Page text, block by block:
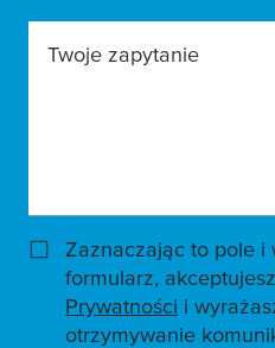
Twoje zapytanie
Zaznaczając to pole i
formularz, akceptujesz
Prywatności i
otrzymywanie